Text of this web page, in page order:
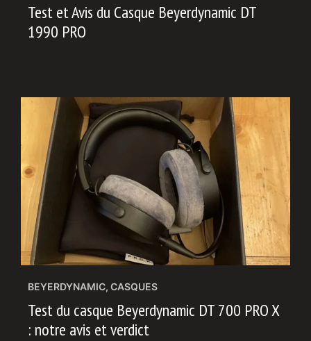
Test et Avis du Casque Beyerdynamic DT
1990 PRO
BEYERDYNAMIC, CASQUES
Test du casque Beyerdynamic DT 700 PRO X
: notre avis et verdict